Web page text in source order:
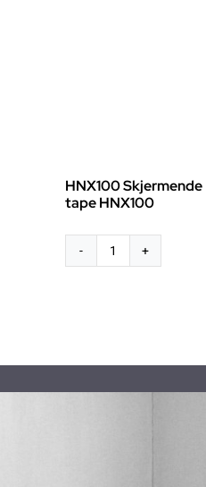
HNX100 Skjermende
tape HNX100
HNX100